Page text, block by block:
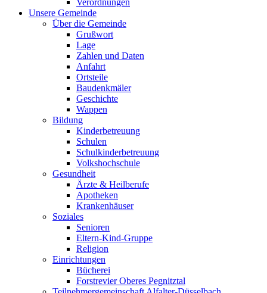
Verordnungen
Unsere Gemeinde
Über die Gemeinde
Grußwort
Lage
Zahlen und Daten
Anfahrt
Ortsteile
Baudenkmäler
Geschichte
Wappen
Bildung
Kinderbetreuung
Schulen
Schulkinderbetreuung
Volkshochschule
Gesundheit
Ärzte & Heilberufe
Apotheken
Krankenhäuser
Soziales
Senioren
Eltern-Kind-Gruppe
Religion
Einrichtungen
Bücherei
Forstrevier Oberes Pegnitztal